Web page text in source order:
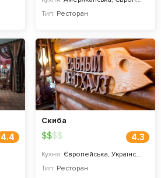
Тип: Ресторан
4.4
Скиба
Кухня: Європейська, Українська
Тип: Ресторан
4.3
$$$$